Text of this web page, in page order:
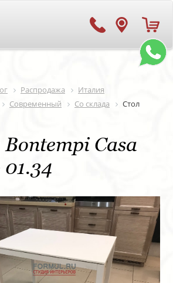
Распродажа
Италия
Современный Со склада Стол
Casa